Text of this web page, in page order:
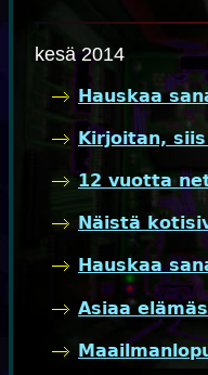
kesä 2014
Hauskaa
Kirjoitan,
12 vuotta
Näistä
Hauskaa
Asiaa